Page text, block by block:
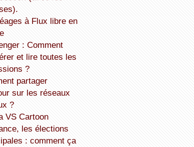
et lire toutes les
?
sur les réseaux
?
VS Cartoon
: comment ça